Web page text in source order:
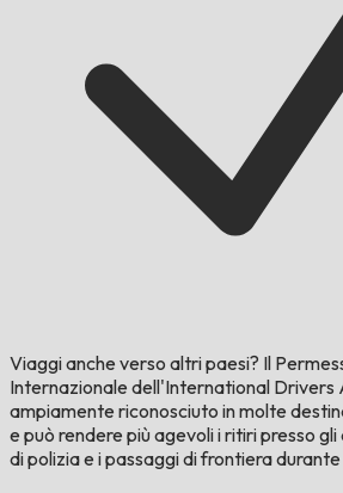
Viaggi anche verso altri paesi? Il
Internazionale dell'International Drivers
ampiamente riconosciuto in molte
e può rendere più agevoli i ritiri presso
di polizia e i passaggi di frontiera